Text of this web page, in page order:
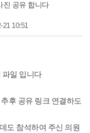
진 공유 합니다
10:51
파일 입니다
후 공유 링크 연결하도
도 참석하여 주신 의원